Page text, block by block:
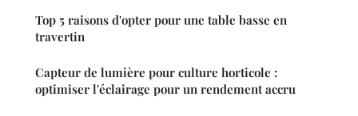
Top 5 raisons d'opter pour une table basse en
travertin
Capteur de lumière pour culture horticole :
optimiser l'éclairage pour un rendement accru